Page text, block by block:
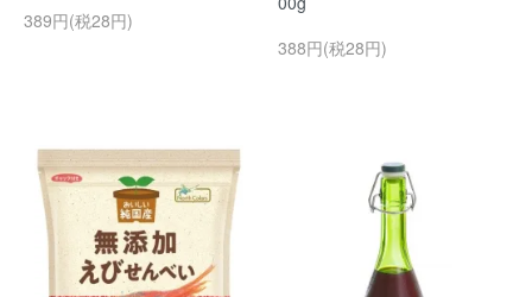
389円(税28円)
388円(税28円)